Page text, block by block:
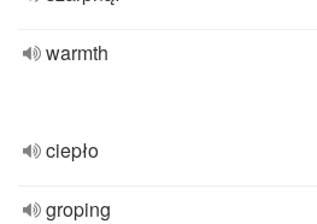
warmth
ciepło
groping